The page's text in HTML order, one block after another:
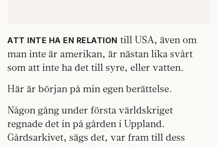
ATT INTE HA EN RELATION till USA, även om
man inte är amerikan, är nästan lika svårt
som att inte ha det till syre, eller vatten.
Här är början på min egen berättelse.
Någon gång under första världskriget
regnade det in på gården i Uppland.
Gårdsarkivet, sägs det, var fram till dess